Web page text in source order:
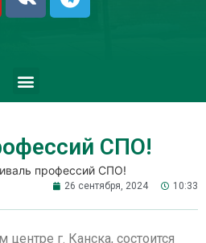
СПО!
профессий СПО!
26 сентября, 2024 10:33
г. Канска, состоится